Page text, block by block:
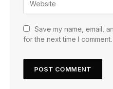
Save my name, email,
for the next time I comment.